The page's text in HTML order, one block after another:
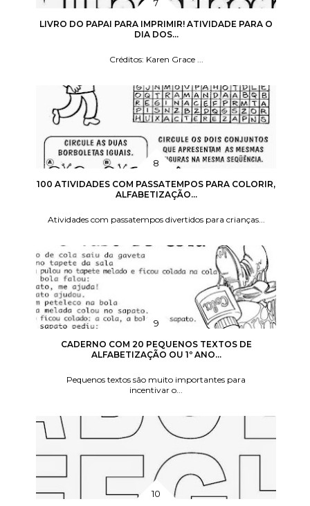
LIVRO DO PAPAI PARA IMPRIMIR! ATIVIDADE PARA O
DIA DOS...
Créditos: Karen Grace ...
100 ATIVIDADES COM PASSATEMPOS PARA COLORIR,
ALFABETIZAÇÃO...
Atividades com passatempos divertidos para crianças...
CADERNO COM 20 PEQUENOS TEXTOS DE
ALFABETIZAÇÃO OU 1º ANO...
Pequenos textos são muito importantes para
incentivar o...